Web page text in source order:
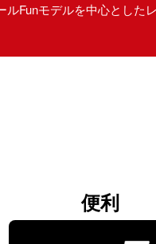
ルFunモデルを中心とした
便利